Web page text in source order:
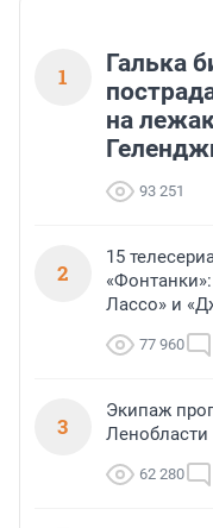
1
Галька
на
93 251
2
15
Лассо» и
77 960
3
Экипаж
62 280